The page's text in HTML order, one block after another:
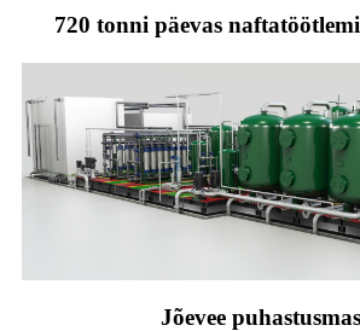
720 tonni päevas
Jõevee